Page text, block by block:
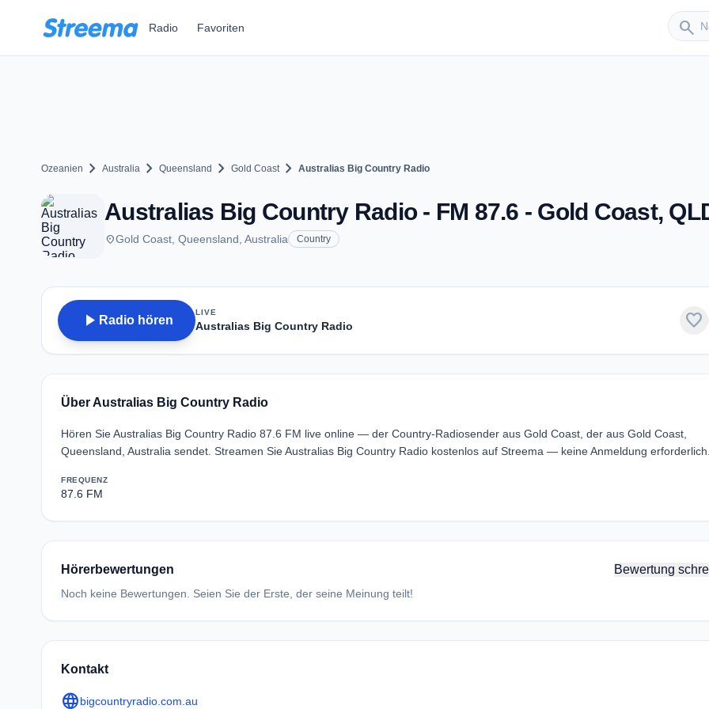
Radio Favoriten search
Sender
Ozeanien chevron_right Australia chevron_right Queensland chevron_right Gold Coastchevron_right Australias Big Country Radio
Australias Big Country Radio - FM 87.6 - Gold Coast,
placeGold Coast, Queensland, Australia Country
play_arrow Radio hören
LIVE
Australias Big Country Radio favorite
Über Australias Big Country Radio
Hören Sie Australias Big Country Radio 87.6 FM live online — der Country-Radiosender aus Gold Coast, der aus Gold Coast,
Queensland, Australia sendet. Streamen Sie Australias Big Country Radio kostenlos auf Streema — keine Anmeldung erforderlich.
FREQUENZ
87.6 FM
Hörerbewertungen Bewertung
Noch keine Bewertungen. Seien Sie der Erste, der seine Meinung teilt!
Kontakt
languagebigcountryradio.com.au